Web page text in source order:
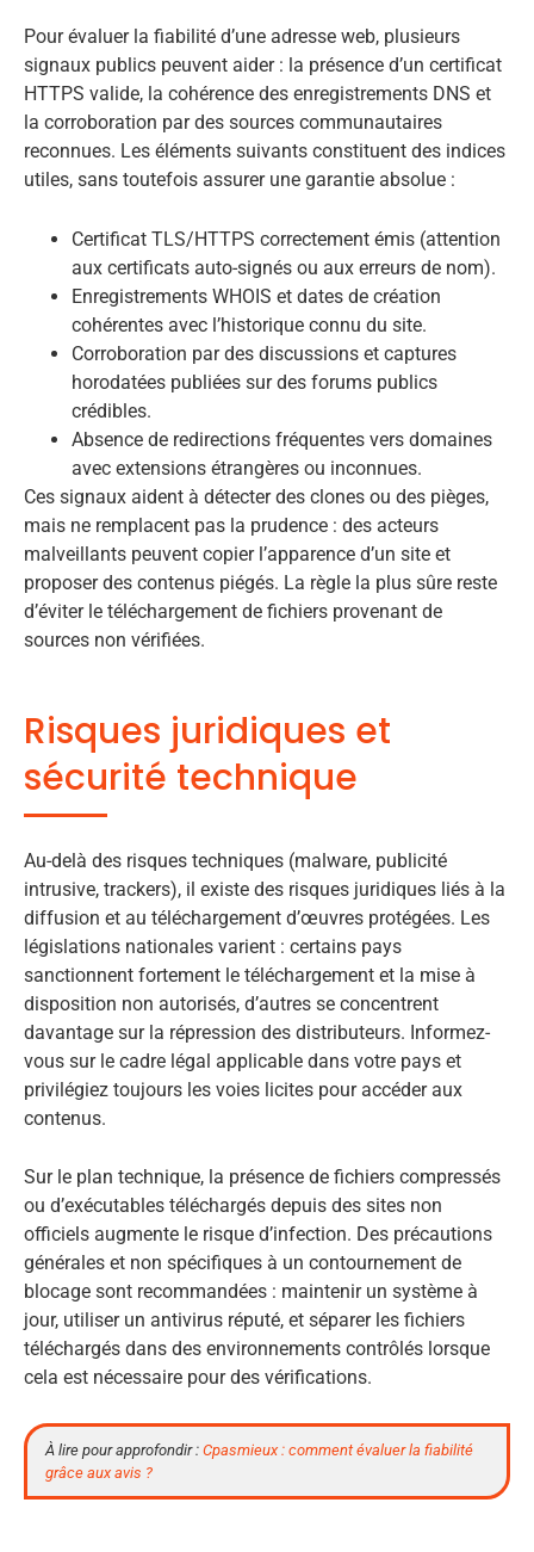
Pour évaluer la fiabilité d’une adresse web, plusieurs
signaux publics peuvent aider : la présence d’un certificat
HTTPS valide, la cohérence des enregistrements DNS et
la corroboration par des sources communautaires
reconnues. Les éléments suivants constituent des indices
utiles, sans toutefois assurer une garantie absolue :
Certificat TLS/HTTPS correctement émis (attention
aux certificats auto-signés ou aux erreurs de nom).
Enregistrements WHOIS et dates de création
cohérentes avec l’historique connu du site.
Corroboration par des discussions et captures
horodatées publiées sur des forums publics
crédibles.
Absence de redirections fréquentes vers domaines
avec extensions étrangères ou inconnues.
Ces signaux aident à détecter des clones ou des pièges,
mais ne remplacent pas la prudence : des acteurs
malveillants peuvent copier l’apparence d’un site et
proposer des contenus piégés. La règle la plus sûre reste
d’éviter le téléchargement de fichiers provenant de
sources non vérifiées.
Risques juridiques et
sécurité technique
Au-delà des risques techniques (malware, publicité
intrusive, trackers), il existe des risques juridiques liés à la
diffusion et au téléchargement d’œuvres protégées. Les
législations nationales varient : certains pays
sanctionnent fortement le téléchargement et la mise à
disposition non autorisés, d’autres se concentrent
davantage sur la répression des distributeurs. Informez-
vous sur le cadre légal applicable dans votre pays et
privilégiez toujours les voies licites pour accéder aux
contenus.
Sur le plan technique, la présence de fichiers compressés
ou d’exécutables téléchargés depuis des sites non
officiels augmente le risque d’infection. Des précautions
générales et non spécifiques à un contournement de
blocage sont recommandées : maintenir un système à
jour, utiliser un antivirus réputé, et séparer les fichiers
téléchargés dans des environnements contrôlés lorsque
cela est nécessaire pour des vérifications.
À lire pour approfondir : Cpasmieux : comment évaluer la fiabilité
grâce aux avis ?